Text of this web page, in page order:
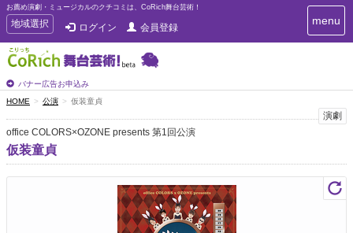
お薦め演劇・ミュージカルのクチコミは、CoRich舞台芸術！
T
o
g
g
e
n
a
v
i
g
地域選択 ログイン 会員登録
バナー広告お申込み
T
o
i
g
menu
HOME 公演 仮装童貞
演劇
office COLORS×OZONE presents 第1回公演
仮装童貞